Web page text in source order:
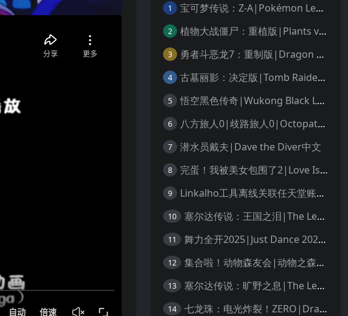
1 宝可梦传说：Z-A|Pokémon Legends: Z-A中文
2 植物大战僵尸：重植版|Plants vs. Zombies: Replanted中文
3 勇者斗恶龙7：重制版|Dragon Quest VII Reimagined中文
4 古墓丽影：决定版|Tomb Raider: Definitive Edition中文
5 悟空黑色传奇|Wukong Black Legend
6 八方旅人0|歧路旅人0|Octopath Traveler 0中文
7 潜水员戴夫|Dave the Diver中文
8 完蛋！我被美女包围了2|Love Is All Around 2中文
9 Linkalho工具离线关联任天堂账户教程
10 塞尔达传说：王国之泪|The Legend of Zelda: Tears of the Kingdom中文
11 舞力全开2025|Just Dance 2025中文
12 集合啦！动物森友会|动物之森|Animal Crossing: New Horizons中文
13 塞尔达传说：旷野之息|The Legend of Zelda: Breath of the Wild中文
14 七龙珠：电光炸裂！ZERO|Dragon Ball: Sparking! Zero中文